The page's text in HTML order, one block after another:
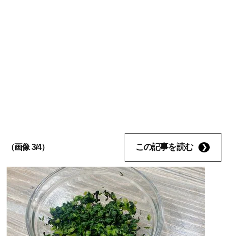
（画像 3/4） この記事を読む